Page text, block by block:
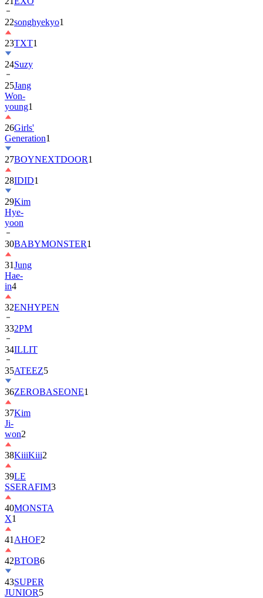
23TXT1
24Suzy
25Jang
Won-
young1
26Girls'
Generation
27BOYNEXTDOOR
28IDID1
29Kim
Hye-
yoon
30BABYMONSTER
31Jung
Hae-
in4
32ENHYPEN
332PM
34ILLIT
35ATEEZ
36ZEROBASEONE
37Kim
Ji-
won2
38KiiiKiii
39LE
SSERAFIM
40MONSTA
X
41AHOF
42 BTOB6
43SUPER
JUNIOR
44TWICE